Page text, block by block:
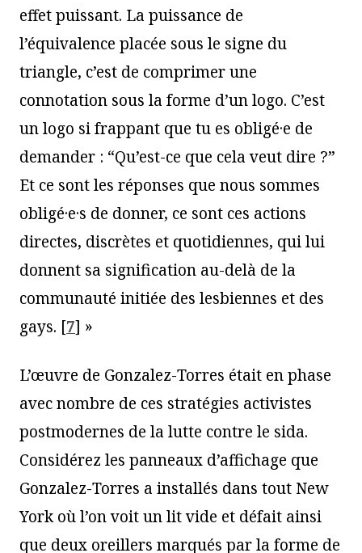
effet puissant. La puissance de
l’équivalence placée sous le signe du
triangle, c’est de comprimer une
connotation sous la forme d’un logo. C’est
un logo si frappant que tu es obligé·e de
demander : “Qu’est-ce que cela veut dire ?”
Et ce sont les réponses que nous sommes
obligé·e·s de donner, ce sont ces actions
directes, discrètes et quotidiennes, qui lui
donnent sa signification au-delà de la
communauté initiée des lesbiennes et des
gays. [7] »
L’œuvre de Gonzalez-Torres était en phase
avec nombre de ces stratégies activistes
postmodernes de la lutte contre le sida.
Considérez les panneaux d’affichage que
Gonzalez-Torres a installés dans tout New
York où l’on voit un lit vide et défait ainsi
que deux oreillers marqués par la forme de